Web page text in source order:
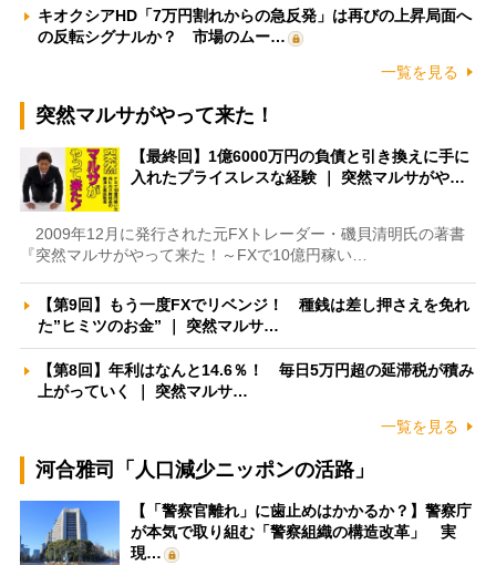
キオクシアHD「7万円割れからの急反発」は再びの上昇局面へ
の反転シグナルか？ 市場のムー…
一覧を見る
突然マルサがやって来た！
【最終回】1億6000万円の負債と引き換えに手に
入れたプライスレスな経験 ｜ 突然マルサがや…
2009年12月に発行された元FXトレーダー・磯貝清明氏の著書
『突然マルサがやって来た！～FXで10億円稼い…
【第9回】もう一度FXでリベンジ！ 種銭は差し押さえを免れ
た”ヒミツのお金” ｜ 突然マルサ…
【第8回】年利はなんと14.6％！ 毎日5万円超の延滞税が積み
上がっていく ｜ 突然マルサ…
一覧を見る
河合雅司「人口減少ニッポンの活路」
【「警察官離れ」に歯止めはかかるか？】警察庁
が本気で取り組む「警察組織の構造改革」 実
現…